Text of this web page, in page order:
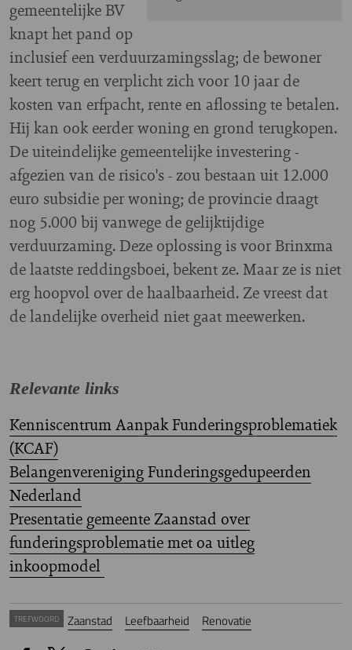
gemeentelijke BV
knapt het pand op
inclusief een verduurzamingsslag; de bewoner
keert terug en verplicht zich voor 10 jaar de
kosten van erfpacht, rente en aflossing te betalen.
Hij kan ook eerder woning en grond terugkopen.
De uiteindelijke gemeentelijke investering -
afgezien van de risico's - zou bestaan uit 12.000
euro subsidie per woning; de provincie draagt
nog 5.000 bij vanwege de gelijktijdige
verduurzaming.Deze oplossing is voor Brinxma
de laatste reddingsboei, bekent ze. Maar ze is niet
erg hoopvol over de haalbaarheid. Ze vreest dat
de landelijke overheid niet gaat meewerken.
Relevante links
Kenniscentrum Aanpak Funderingsproblematiek
(KCAF)
Belangenvereniging Funderingsgedupeerden
Nederland
Presentatie gemeente Zaanstad over
funderingsproblematie met oa uitleg
inkoopmodel
TREFWOORD Zaanstad Leefbaarheid Renovatie